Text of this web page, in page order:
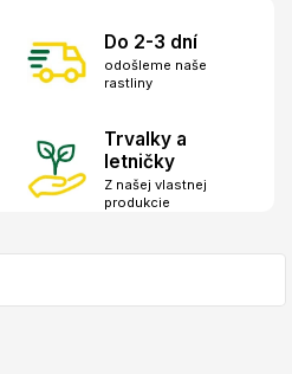
Do 2-3 dní
odošleme naše
rastliny
Trvalky a
letničky
Z našej vlastnej
produkcie